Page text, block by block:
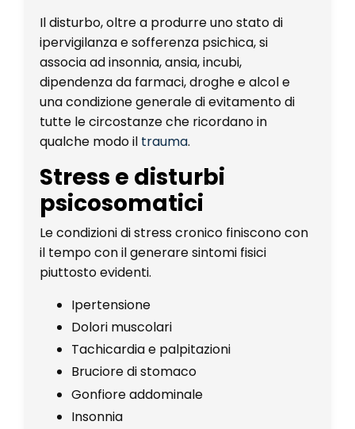
Il disturbo, oltre a produrre uno stato di
ipervigilanza e sofferenza psichica, si
associa ad insonnia, ansia, incubi,
dipendenza da farmaci, droghe e alcol e
una condizione generale di evitamento di
tutte le circostanze che ricordano in
qualche modo il trauma.
Stress e disturbi
psicosomatici
Le condizioni di stress cronico finiscono con
il tempo con il generare sintomi fisici
piuttosto evidenti.
Ipertensione
Dolori muscolari
Tachicardia e palpitazioni
Bruciore di stomaco
Gonfiore addominale
Insonnia